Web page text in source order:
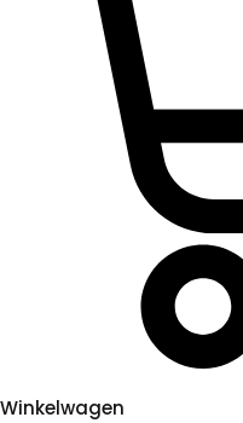
Winkelwagen